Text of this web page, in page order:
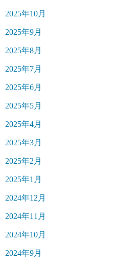
2025年10月
2025年9月
2025年8月
2025年7月
2025年6月
2025年5月
2025年4月
2025年3月
2025年2月
2025年1月
2024年12月
2024年11月
2024年10月
2024年9月